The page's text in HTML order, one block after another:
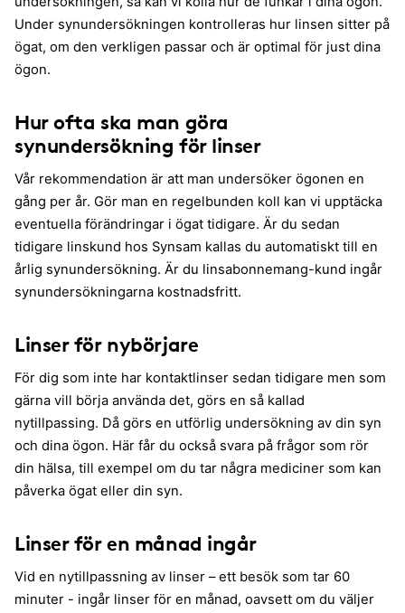
Under synundersökningen kontrolleras hur linsen sitter på
ögat, om den verkligen passar och är optimal för just dina
ögon.
Hur ofta ska man göra
synundersökning för linser
Vår rekommendation är att man undersöker ögonen en
gång per år. Gör man en regelbunden koll kan vi upptäcka
eventuella förändringar i ögat tidigare. Är du sedan
tidigare linskund hos Synsam kallas du automatiskt till en
årlig synundersökning. Är du linsabonnemang-kund ingår
synundersökningarna kostnadsfritt.
Linser för nybörjare
För dig som inte har kontaktlinser sedan tidigare men som
gärna vill börja använda det, görs en så kallad
nytillpassing. Då görs en utförlig undersökning av din syn
och dina ögon. Här får du också svara på frågor som rör
din hälsa, till exempel om du tar några mediciner som kan
påverka ögat eller din syn.
Linser för en månad ingår
Vid en nytillpassning av linser – ett besök som tar 60
minuter - ingår linser för en månad, oavsett om du väljer